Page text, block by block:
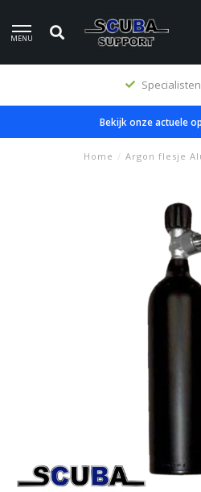
MENU
Bekijk onze actuele
Home / Argon flesje